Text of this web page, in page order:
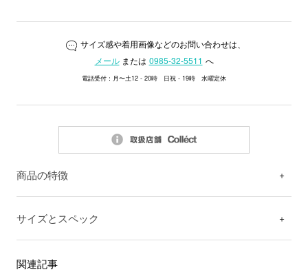
サイズ感や着用画像などのお問い合わせは、
メールまたは 0985-32-5511 へ
電話受付：月〜土12 - 20時 日祝 - 19時 水曜定休
商品の特徴
サイズとスペック
関連記事